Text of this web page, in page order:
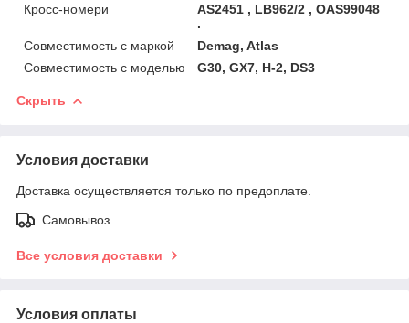
Кросс-номери
AS2451 , LB962/2 , OAS99048
.
Совместимость с маркой
Demag, Atlas
Совместимость с моделью
G30, GX7, H-2, DS3
Скрыть
Условия доставки
Доставка осуществляется только по предоплате.
Самовывоз
Все условия доставки
Условия оплаты